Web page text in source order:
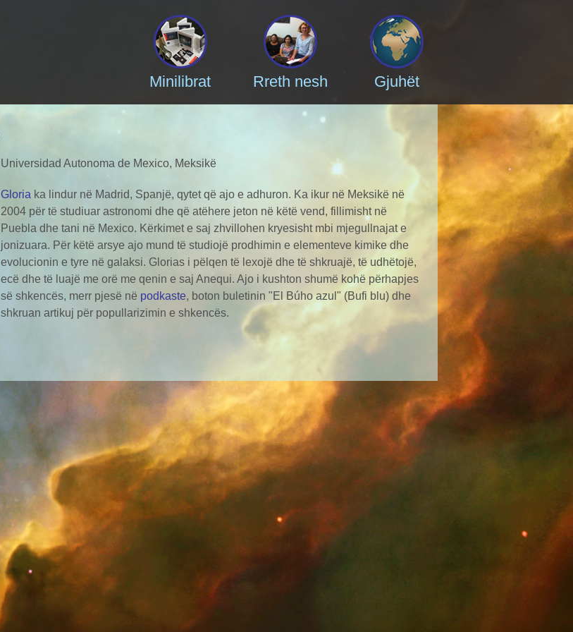
Minilibrat Rreth nesh Gjuhët
Universidad Autonoma de Mexico, Meksikë
Gloria ka lindur në Madrid, Spanjë, qytet që ajo e adhuron. Ka ikur në Meksikë në
2004 për të studiuar astronomi dhe që atëhere jeton në këtë vend, fillimisht në
Puebla dhe tani në Mexico. Kërkimet e saj zhvillohen kryesisht mbi mjegullnajat e
jonizuara. Për këtë arsye ajo mund të studiojë prodhimin e elementeve kimike dhe
evolucionin e tyre në galaksi. Glorias i pëlqen të lexojë dhe të shkruajë, të udhëtojë,
ecë dhe të luajë me orë me qenin e saj Anequi. Ajo i kushton shumë kohë përhapjes
së shkencës, merr pjesë në podkaste, boton buletinin "El Búho azul" (Bufi blu) dhe
shkruan artikuj për popullarizimin e shkencës.